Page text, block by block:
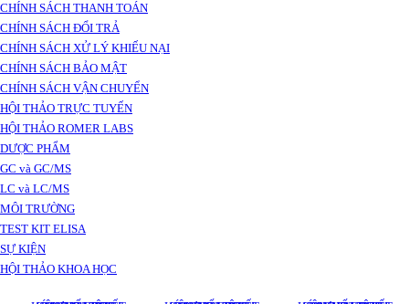
CHÍNH SÁCH THANH TOÁN
CHÍNH SÁCH ĐỔI TRẢ
CHÍNH SÁCH XỬ LÝ KHIẾU NẠI
CHÍNH SÁCH BẢO MẬT
CHÍNH SÁCH VẬN CHUYỂN
HỘI THẢO TRỰC TUYẾN
HỘI THẢO ROMER LABS
DƯỢC PHẨM
GC và GC/MS
LC và LC/MS
MÔI TRƯỜNG
TEST KIT ELISA
SỰ KIỆN
HỘI THẢO KHOA HỌC